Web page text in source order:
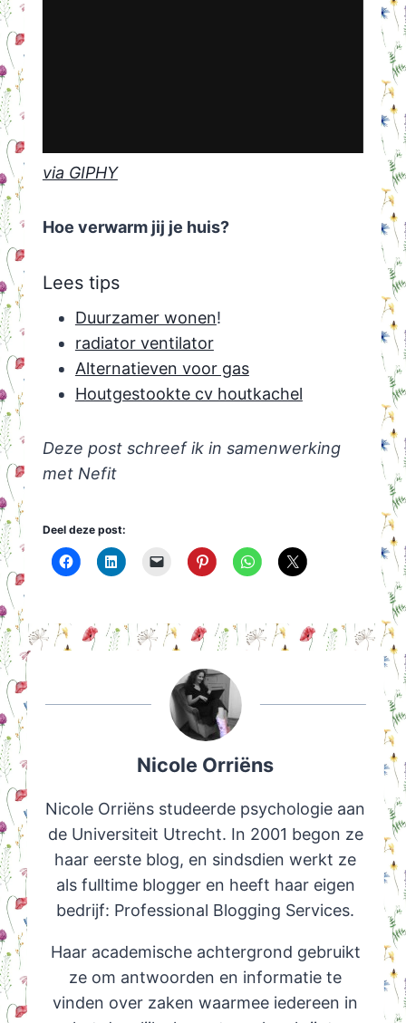
via GIPHY
Hoe verwarm jij je huis?
Lees tips
Duurzamer wonen!
radiator ventilator
Alternatieven voor gas
Houtgestookte cv houtkachel
Deze post schreef ik in samenwerking
met Nefit
Deel deze post:
Nicole Orriëns
Nicole Orriëns studeerde psychologie aan
de Universiteit Utrecht. In 2001 begon ze
haar eerste blog, en sindsdien werkt ze
als fulltime blogger en heeft haar eigen
bedrijf: Professional Blogging Services.
Haar academische achtergrond gebruikt
ze om antwoorden en informatie te
vinden over zaken waarmee iedereen in